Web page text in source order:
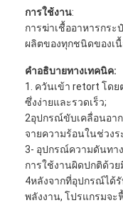
การใช้งาน:
การฆ่าเชื้ออาหารกระ
ผลิตของทุกชนิดของเ
คําอธิบายทางเทคนิค:
1. ควันเข้า retort โด
ซึ่งง่ายและรวดเร็ว;
2อุปกรณ์ขับเคลื่อนอา
จายความร้อนในช่วงร
3- อุปกรณ์ความดันทา
การใช้งานผิดปกติด้ว
4หลังจากที่อุปกรณ์ได้
พลังงาน, โปรแกรมจ